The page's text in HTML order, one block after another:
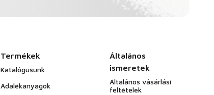
Termékek
Katalógusunk
Adalékanyagok
Általános
ismeretek
Általános vásárlási
feltételek